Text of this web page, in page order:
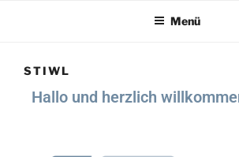
Menü
STIWL
Hallo und herzlich